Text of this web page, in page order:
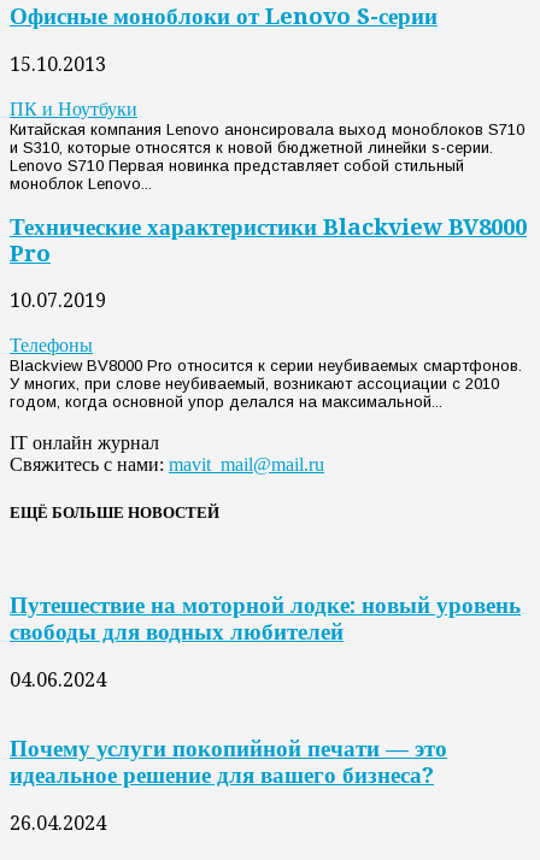
Офисные моноблоки от Lenovo S-серии
15.10.2013
ПК и Ноутбуки
Китайская компания Lenovo анонсировала выход моноблоков S710
и S310, которые относятся к новой бюджетной линейки s-серии.
Lenovo S710 Первая новинка представляет собой стильный
моноблок Lenovo...
Технические характеристики Blackview BV8000
Pro
10.07.2019
Телефоны
Blackview BV8000 Pro относится к серии неубиваемых смартфонов.
У многих, при слове неубиваемый, возникают ассоциации с 2010
годом, когда основной упор делался на максимальной...
IT онлайн журнал
Свяжитесь с нами: mavit_mail@mail.ru
ЕЩЁ БОЛЬШЕ НОВОСТЕЙ
Путешествие на моторной лодке: новый уровень
свободы для водных любителей
04.06.2024
Почему услуги покопийной печати — это
идеальное решение для вашего бизнеса?
26.04.2024